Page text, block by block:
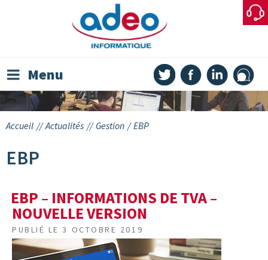
Menu
Accueil // Actualités // Gestion / EBP
EBP
EBP – INFORMATIONS DE TVA –
NOUVELLE VERSION
PUBLIÉ LE 3 OCTOBRE 2019